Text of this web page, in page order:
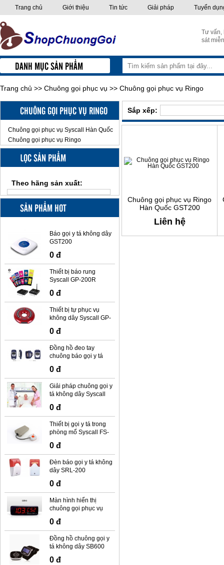
Trang chủ Giới thiệu Tin tức Giải pháp Tuyển
Tư vấn,
sát
DANH MỤC SẢN PHẨM
Trang chủ >> Chuông gọi phục vụ >> Chuông gọi phục vụ Ringo
CHUÔNG GỌI PHỤC VỤ RINGO
Chuông gọi phục vụ Syscall Hàn Quốc
Chuông gọi phục vụ Ringo
LỌC SẢN PHẨM
Theo hãng sản xuất:
SẢN PHẨM HOT
Báo gọi y tá không dây
GST200
0 đ
Thiết bị báo rung
Syscall GP-200R
0 đ
Thiết bị tự phục vụ
không dây Syscall GP-
0 đ
Đồng hồ đeo tay
chuông báo gọi y tá
500
0 đ
Giải pháp chuông gọi y
tá không dây Syscall
0 đ
Thiết bị gọi y tá trong
phòng mổ Syscall FS-
0 đ
Đèn báo gọi y tá không
dây SRL-200
0 đ
Màn hình hiển thị
chuông gọi phục vụ
3
0 đ
Đồng hồ chuông gọi y
tá không dây SB600
0 đ
Sắp xếp:
Chuông gọi phục vụ Ringo
Hàn Quốc GST200
Liên hệ